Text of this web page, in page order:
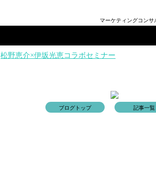
マーケティングコン
松野恵介×伊坂光恵コラボセミナー
ブログトップ 記事一覧